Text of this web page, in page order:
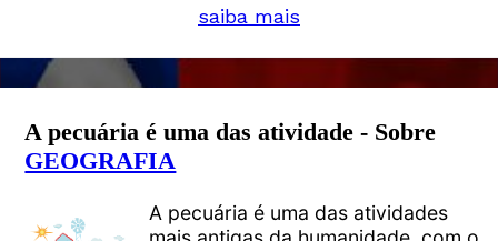
saiba mais
A pecuária é uma das atividade - Sobre
GEOGRAFIA
A pecuária é uma das atividades